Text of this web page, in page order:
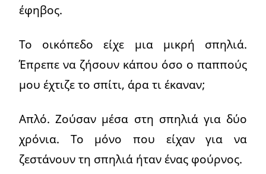
έφηβος.
Το οικόπεδο είχε μια μικρή σπηλιά.
Έπρεπε να ζήσουν κάπου όσο ο παππούς
μου έχτιζε το σπίτι, άρα τι έκαναν;
Απλό. Ζούσαν μέσα στη σπηλιά για δύο
χρόνια. Το μόνο που είχαν για να
ζεστάνουν τη σπηλιά ήταν ένας φούρνος.